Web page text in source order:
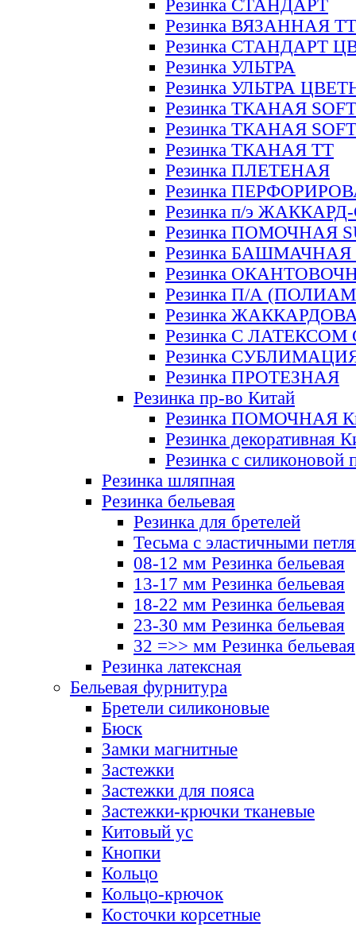
Резинка СТАНДАРТ
Резинка ВЯЗАННАЯ ТТ
Резинка СТАНДАРТ
Резинка УЛЬТРА
Резинка УЛЬТРА
Резинка ТКАНАЯ SOFT
Резинка ТКАНАЯ
Резинка ТКАНАЯ ТТ
Резинка ПЛЕТЕНАЯ
Резинка
Резинка п/э
Резинка ПОМОЧНАЯ
Резинка БАШМАЧНАЯ
Резинка
Резинка П/А
Резинка
Резинка С ЛАТЕКСОМ
Резинка
Резинка ПРОТЕЗНАЯ
Резинка пр-во Китай
Резинка ПОМОЧНАЯ
Резинка декоративная
Резинка с силиконовой
Резинка шляпная
Резинка бельевая
Резинка для бретелей
Тесьма с эластичными
08-12 мм Резинка бельевая
13-17 мм Резинка бельевая
18-22 мм Резинка бельевая
23-30 мм Резинка бельевая
32 =>> мм Резинка бельевая
Резинка латексная
Бельевая фурнитура
Бретели силиконовые
Бюск
Замки магнитные
Застежки
Застежки для пояса
Застежки-крючки тканевые
Китовый ус
Кнопки
Кольцо
Кольцо-крючок
Косточки корсетные